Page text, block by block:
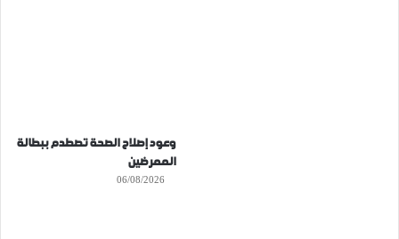
وعود إصلاح الصحة تصطدم ببطالة
الممرضين
06/08/2026